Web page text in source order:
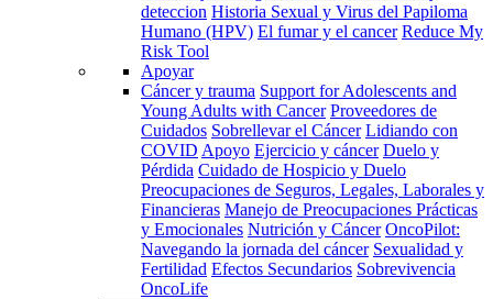
deteccion Historia Sexual y Virus del Papiloma
Humano (HPV) El fumar y el cancer Reduce My
Risk Tool
Apoyar
Cáncer y trauma Support for Adolescents and
Young Adults with Cancer Proveedores de
Cuidados Sobrellevar el Cáncer Lidiando con
COVID Apoyo Ejercicio y cáncer Duelo y
Pérdida Cuidado de Hospicio y Duelo
Preocupaciones de Seguros, Legales, Laborales y
Financieras Manejo de Preocupaciones Prácticas
y Emocionales Nutrición y Cáncer OncoPilot:
Navegando la jornada del cáncer Sexualidad y
Fertilidad Efectos Secundarios Sobrevivencia
OncoLife